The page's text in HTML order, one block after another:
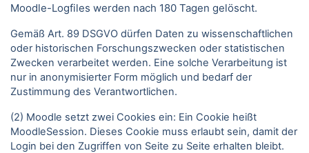
Moodle-Logfiles werden nach 180 Tagen gelöscht.
Gemäß Art. 89 DSGVO dürfen Daten zu wissenschaftlichen
oder historischen Forschungszwecken oder statistischen
Zwecken verarbeitet werden. Eine solche Verarbeitung ist
nur in anonymisierter Form möglich und bedarf der
Zustimmung des Verantwortlichen.
(2) Moodle setzt zwei Cookies ein: Ein Cookie heißt
MoodleSession. Dieses Cookie muss erlaubt sein, damit der
Login bei den Zugriffen von Seite zu Seite erhalten bleibt.